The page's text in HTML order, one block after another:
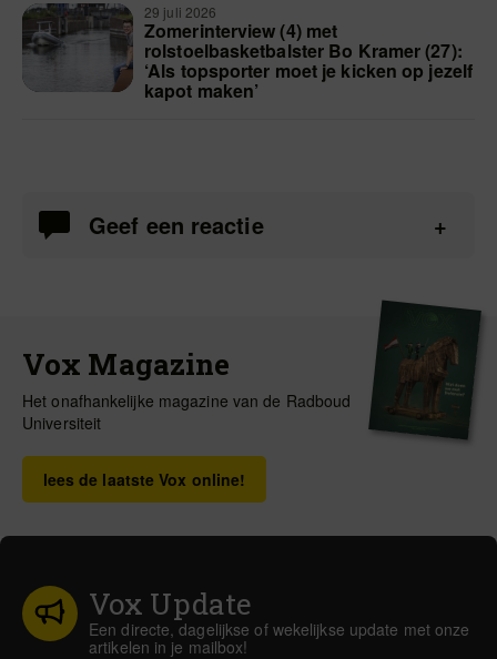
29 juli 2026
Zomerinterview (4) met
rolstoelbasketbalster Bo Kramer (27):
‘Als topsporter moet je kicken op jezelf
kapot maken’
Geef een reactie
Vox Magazine
Het onafhankelijke magazine van de Radboud
Universiteit
lees de laatste Vox online!
Vox Update
Een directe, dagelijkse of wekelijkse update met onze
artikelen in je mailbox!